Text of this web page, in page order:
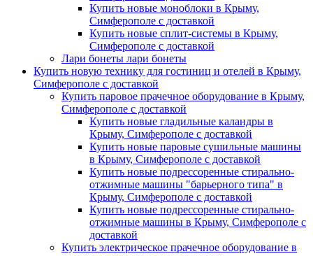
Купить новые моноблоки в Крыму,
Симферополе с доставкой
Купить новые сплит-системы в Крыму,
Симферополе с доставкой
Лари бонеты лари бонеты
Купить новую технику для гостиниц и отелей в Крыму,
Симферополе с доставкой
Купить паровое прачечное оборудование в Крыму,
Симферополе с доставкой
Купить новые гладильные каландры в
Крыму, Симферополе с доставкой
Купить новые паровые сушильные машины
в Крыму, Симферополе с доставкой
Купить новые подрессоренные стирально-
отжимные машины "барьерного типа" в
Крыму, Симферополе с доставкой
Купить новые подрессоренные стирально-
отжимные машины в Крыму, Симферополе с
доставкой
Купить электрическое прачечное оборудование в